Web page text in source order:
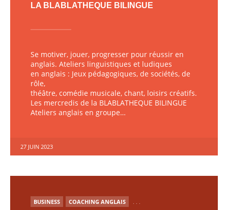
LA BLABLATHEQUE BILINGUE
Se motiver, jouer, progresser pour réussir en
anglais. Ateliers linguistiques et ludiques
en anglais : Jeux pédagogiques, de sociétés, de
rôle,
théâtre, comédie musicale, chant, loisirs créatifs.
Les mercredis de la BLABLATHEQUE BILINGUE
Ateliers anglais en groupe…
27 JUIN 2023
PUBLIÉ
BUSINESS COACHING ANGLAIS